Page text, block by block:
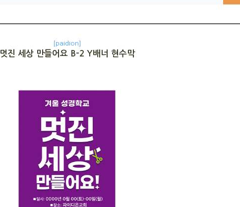
[paidion]
멋진 세상 만들어요 B-2 Y배너 현수막